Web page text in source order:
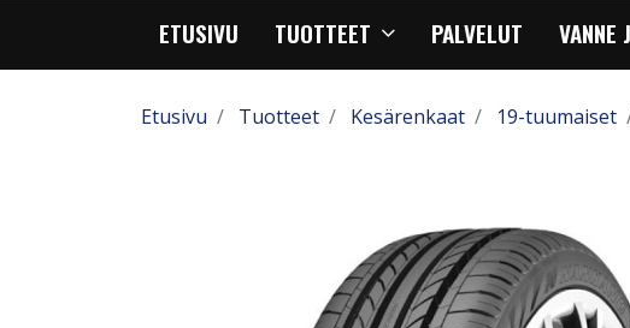
ETUSIVU TUOTTEET PALVELUT VANNE
Etusivu Tuotteet Kesärenkaat 19-tuumaiset